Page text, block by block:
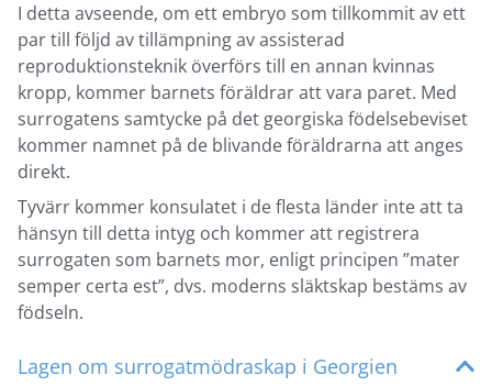
I detta avseende, om ett embryo som tillkommit av ett
par till följd av tillämpning av assisterad
reproduktionsteknik överförs till en annan kvinnas
kropp, kommer barnets föräldrar att vara paret. Med
surrogatens samtycke på det georgiska födelsebeviset
kommer namnet på de blivande föräldrarna att anges
direkt.
Tyvärr kommer konsulatet i de flesta länder inte att ta
hänsyn till detta intyg och kommer att registrera
surrogaten som barnets mor, enligt principen ”mater
semper certa est”, dvs. moderns släktskap bestäms av
födseln.
Lagen om surrogatmödraskap i Georgien